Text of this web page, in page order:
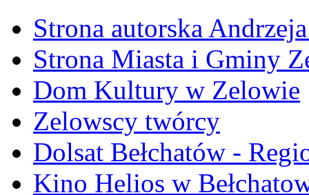
Strona autorska
Strona Miasta i Gminy
Dom Kultury w Zelowie
Zelowscy twórcy
Dolsat Bełchatów -
Kino Helios w